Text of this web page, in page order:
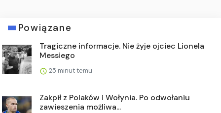
Powiązane
Tragiczne informacje. Nie żyje ojciec Lionela
Messiego
25 minut temu
Zakpił z Polaków i Wołynia. Po odwołaniu
zawieszenia możliwa...